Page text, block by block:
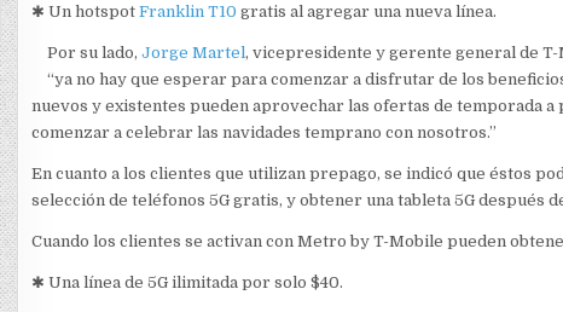
✱ Un hotspotFranklin T10 gratis al agregar una nueva línea.
Por su lado, Jorge Martel, vicepresidente y gerente general de
“ya no hay que esperar para comenzar a disfrutar de los
nuevos y existentes pueden aprovechar las ofertas de temporada a
comenzar a celebrar las navidades temprano con nosotros.”
En cuanto a los clientes que utilizan prepago, se indicó que éstos
selección de teléfonos 5G gratis, y obtener una tableta 5G después
Cuando los clientes se activan con Metro by T-Mobile pueden
✱ Una línea de 5G ilimitada por solo $40.